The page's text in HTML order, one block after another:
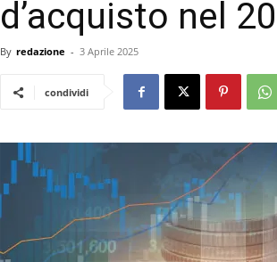
d’acquisto nel
By redazione - 3 Aprile 2025
condividi